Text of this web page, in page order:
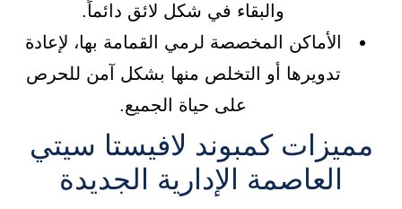
والبقاء في شكل لائق دائماً.
الأماكن المخصصة لرمي القمامة بها، لإعادة
تدويرها أو التخلص منها بشكل آمن للحرص
على حياة الجميع.
مميزات كمبوند لافيستا سيتي
العاصمة الإدارية الجديدة